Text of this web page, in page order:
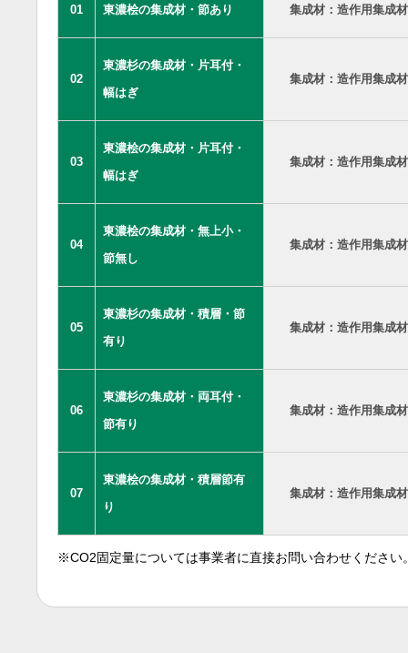
01 東濃桧の集成材・節あり 集成材：造作用集成材
02
東濃杉の集成材・片耳付・
幅はぎ
集成材：造作用集成材
03
東濃桧の集成材・片耳付・
幅はぎ
集成材：造作用集成材
04
東濃桧の集成材・無上小・
節無し
集成材：造作用集成材
05
東濃杉の集成材・積層・節
有り
集成材：造作用集成材
06
東濃杉の集成材・両耳付・
節有り
集成材：造作用集成材
07
東濃桧の集成材・積層節有
り
集成材：造作用集成材
※CO2固定量については事業者に直接お問い合わせください